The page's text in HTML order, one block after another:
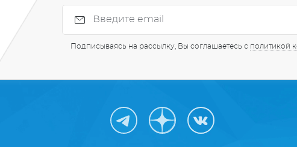
Подписываясь на рассылку, Вы соглашаетесь с политикой